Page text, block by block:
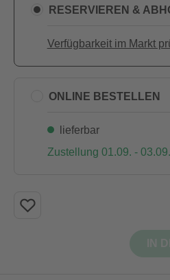
RESERVIEREN &
Verfügbarkeit im Markt
ONLINE BESTELLEN
lieferbar
Zustellung 01.09. - 03.09.